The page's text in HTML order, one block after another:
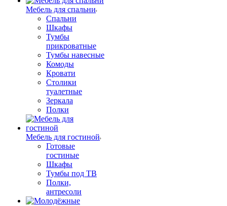
Мебель для спальни
Спальни
Шкафы
Тумбы
прикроватные
Тумбы навесные
Комоды
Кровати
Столики
туалетные
Зеркала
Полки
Мебель для гостиной
Готовые
гостиные
Шкафы
Тумбы под ТВ
Полки,
антресоли